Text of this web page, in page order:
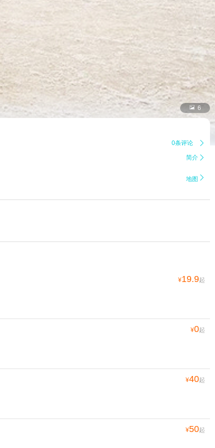
 6
0条评论 
简介 
地图 
¥19.9起
¥0起
¥40起
¥50起